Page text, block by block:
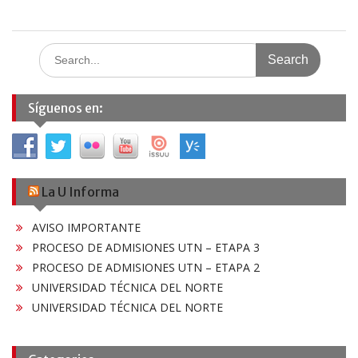
Search
for:
Síguenos en:
La U Informa
AVISO IMPORTANTE
PROCESO DE ADMISIONES UTN – ETAPA 3
PROCESO DE ADMISIONES UTN – ETAPA 2
UNIVERSIDAD TÉCNICA DEL NORTE
UNIVERSIDAD TÉCNICA DEL NORTE